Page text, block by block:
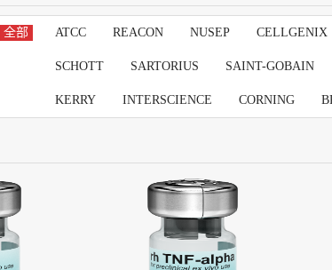
全部 ATCC REACON NUSEP CELLGENIX
SCHOTT SARTORIUS SAINT-GOBAIN
KERRY INTERSCIENCE CORNING